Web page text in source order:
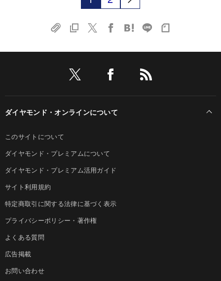
ダイヤモンド・オンラインについて
このサイトについて
ダイヤモンド・プレミアムについて
ダイヤモンド・プレミアム活用ガイド
サイト利用規約
特定商取引に関する法律に基づく表示
プライバシーポリシー・著作権
よくある質問
広告掲載
お問い合わせ